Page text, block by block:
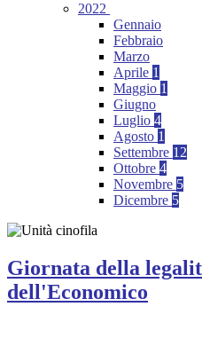
2022
Gennaio
Febbraio
Marzo
Aprile 1
Maggio 1
Giugno
Luglio 4
Agosto 1
Settembre 12
Ottobre 4
Novembre 5
Dicembre 5
Giornata della
dell'Economico